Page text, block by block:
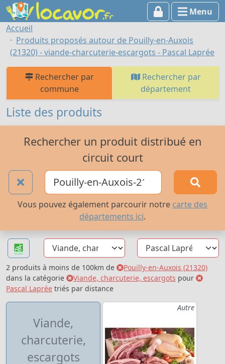
Menu
Accueil
Produits proposés autour de Pouilly-en-Auxois
(21320) - viande-charcuterie-escargots - Pascal Laprée
Rechercher par
commune
Rechercher par
département
Liste des produits
Rechercher un produit distribué en
circuit court
Vous pouvez également parcourir notre carte des
départements ici.
2 produits à moins de 100km de
Pouilly-en-Auxois (21320)
dans la catégorie
Viande, charcuterie, escargots pour
Pascal Laprée triés par distance
Viande,
charcuterie,
escargots
Autre